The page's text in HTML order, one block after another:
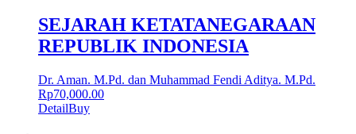
SEJARAH KETATANEGARAAN
REPUBLIK INDONESIA
Dr. Aman. M.Pd. dan Muhammad Fendi Aditya. M.Pd.
Rp70,000.00
DetailBuy